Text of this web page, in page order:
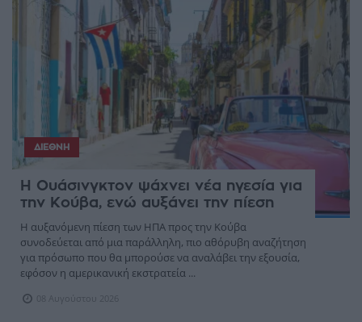
Η Ουάσινγκτον ψάχνει νέα ηγεσία για
την Κούβα, ενώ αυξάνει την πίεση
Η αυξανόμενη πίεση των ΗΠΑ προς την Κούβα
συνοδεύεται από μια παράλληλη, πιο αθόρυβη αναζήτηση
για πρόσωπο που θα μπορούσε να αναλάβει την εξουσία,
εφόσον η αμερικανική εκστρατεία ...